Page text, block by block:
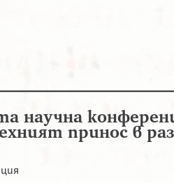
научна
принос в